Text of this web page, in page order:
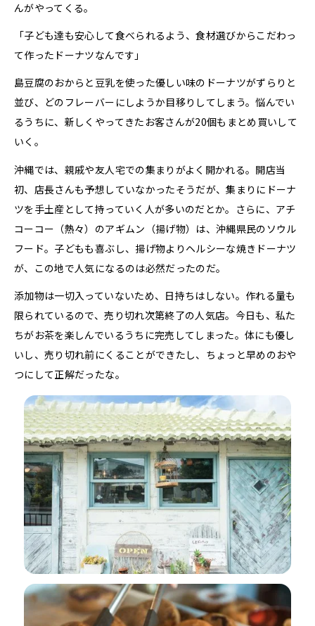
んがやってくる。
「子ども達も安心して食べられるよう、食材選びからこだわっ
て作ったドーナツなんです」
島豆腐のおからと豆乳を使った優しい味のドーナツがずらりと
並び、どのフレーバーにしようか目移りしてしまう。悩んでい
るうちに、新しくやってきたお客さんが20個もまとめ買いして
いく。
沖縄では、親戚や友人宅での集まりがよく開かれる。開店当
初、店長さんも予想していなかったそうだが、集まりにドーナ
ツを手土産として持っていく人が多いのだとか。さらに、アチ
コーコー（熱々）のアギムン（揚げ物）は、沖縄県民のソウル
フード。子どもも喜ぶし、揚げ物よりヘルシーな焼きドーナツ
が、この地で人気になるのは必然だったのだ。
添加物は一切入っていないため、日持ちはしない。作れる量も
限られているので、売り切れ次第終了の人気店。今日も、私た
ちがお茶を楽しんでいるうちに完売してしまった。体にも優し
いし、売り切れ前にくることができたし、ちょっと早めのおや
つにして正解だったな。